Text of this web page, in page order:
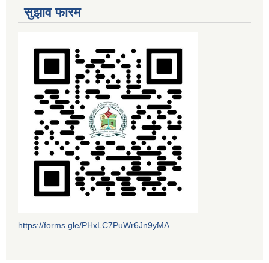
सुझाव फारम
https://forms.gle/PHxLC7PuWr6Jn9yMA